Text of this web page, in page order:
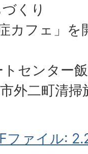
くり
カフェ」を
センター
外二町清
ファイル: